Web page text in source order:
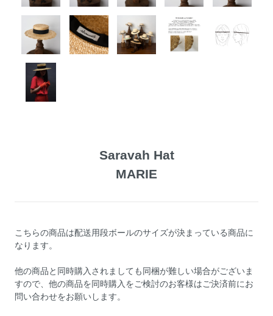
Saravah Hat
MARIE
こちらの商品は配送用段ボールのサイズが決まっている商品に
なります。
他の商品と同時購入されましても同梱が難しい場合がございま
すので、他の商品を同時購入をご検討のお客様はご決済前にお
問い合わせをお願いします。